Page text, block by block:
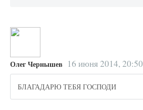
Олег Чернышев 16 июня 2014, 20:50
БЛАГАДАРЮ ТЕБЯ ГОСПОДИ